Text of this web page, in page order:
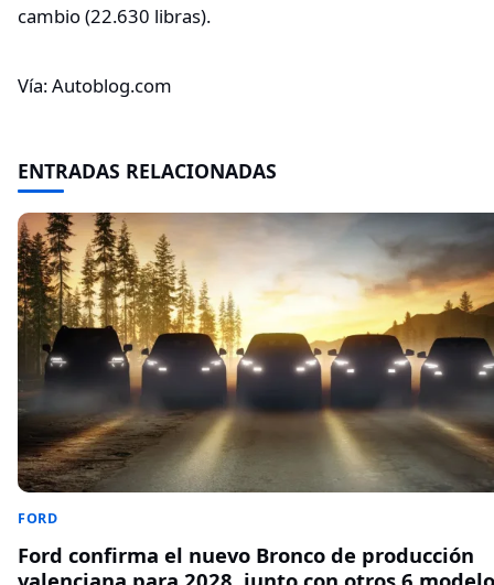
cambio (22.630 libras).
Vía: Autoblog.com
ENTRADAS RELACIONADAS
FORD
Ford confirma el nuevo Bronco de producción